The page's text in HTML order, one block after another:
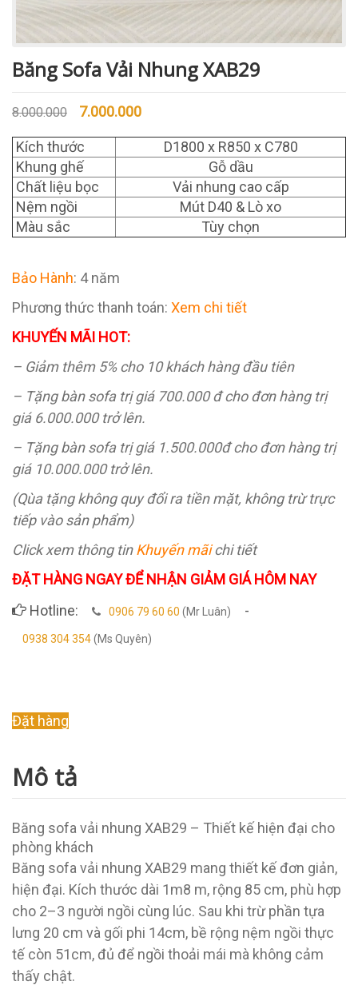
Băng Sofa Vải Nhung XAB29
8.000.000 7.000.000
Kích thước
D1800 x R850 x C780
Khung ghế
Gỗ dầu
Chất liệu bọc
Vải nhung cao cấp
Nệm ngồi
Mút D40 & Lò xo
Màu sắc
Tùy chọn
Bảo Hành: 4 năm
Phương thức thanh toán: Xem chi tiết
KHUYẾN MÃI HOT:
– Giảm thêm 5% cho 10 khách hàng đầu tiên
– Tặng bàn sofa trị giá 700.000 đ cho đơn hàng trị
giá 6.000.000 trở lên.
– Tặng bàn sofa trị giá 1.500.000đ cho đơn hàng trị
giá 10.000.000 trở lên.
(Qùa tặng không quy đổi ra tiền mặt, không trừ trực
tiếp vào sản phẩm)
Click xem thông tinKhuyến mãichi tiết
ĐẶT HÀNG NGAY ĐỂ NHẬN GIẢM GIÁ HÔM NAY
Hotline:
0906 79 60 60 (Mr Luân) -
0938 304 354(Ms Quyên)
Original
was:
8.000.000 ₫.
Current
7.000.000 ₫.
Đặt hàng
Mô tả
Băng sofa vải nhung XAB29 – Thiết kế hiện đại cho
phòng khách
Băng sofa vải nhung XAB29 mang thiết kế đơn giản,
hiện đại. Kích thước dài 1m8 m, rộng 85 cm, phù hợp
cho 2–3 người ngồi cùng lúc. Sau khi trừ phần tựa
lưng 20 cm và gối phi 14cm, bề rộng nệm ngồi thực
tế còn 51cm, đủ để ngồi thoải mái mà không cảm
thấy chật.